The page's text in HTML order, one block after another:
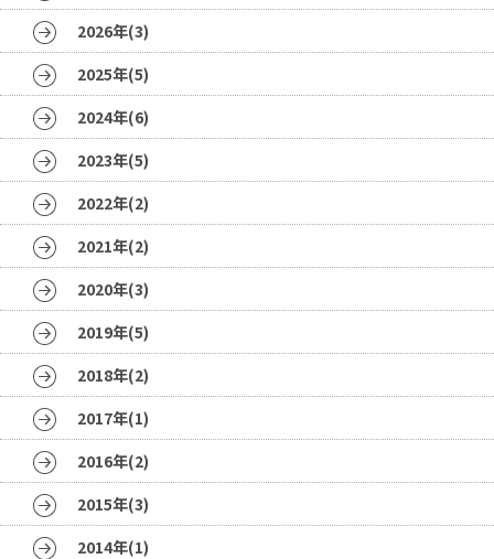
2026年(3)
2025年(5)
2024年(6)
2023年(5)
2022年(2)
2021年(2)
2020年(3)
2019年(5)
2018年(2)
2017年(1)
2016年(2)
2015年(3)
2014年(1)